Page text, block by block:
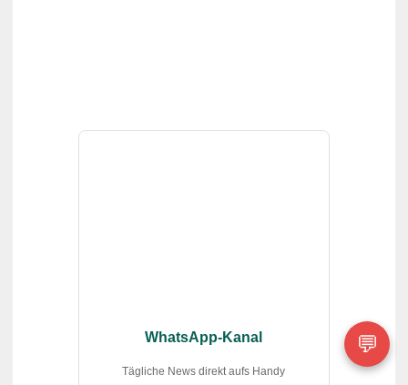
WhatsApp-Kanal
Tägliche News direkt aufs Handy
💬